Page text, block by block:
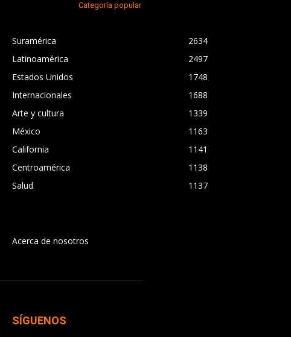
Categoría popular
Suramérica
2634
Latinoamérica
2497
Estados Unidos
1748
Internacionales
1688
Arte y cultura
1339
México
1163
California
1141
Centroamérica
1138
Salud
1137
Acerca de nosotros
SÍGUENOS